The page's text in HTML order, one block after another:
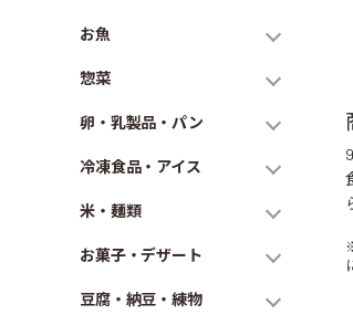
お魚
惣菜
卵・乳製品・パン
冷凍食品・アイス
米・麺類
お菓子・デザート
豆腐・納豆・練物